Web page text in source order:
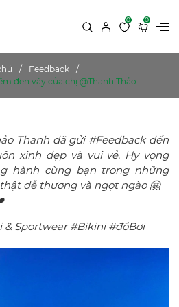
0 0
Feedback
đen váy của chị @Thanh Thảo
Thanh đã gửi #Feedback đến
xinh đẹp và vui vẻ. Hy vọng
hành cùng bạn trong những
dễ thương và ngọt ngào 🤗
Sportwear #Bikini #đồBơi